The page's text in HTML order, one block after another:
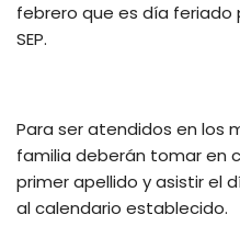
febrero que es día feriado
SEP.
Para ser atendidos en los
familia deberán tomar en
primer apellido y asistir el
al calendario establecido.